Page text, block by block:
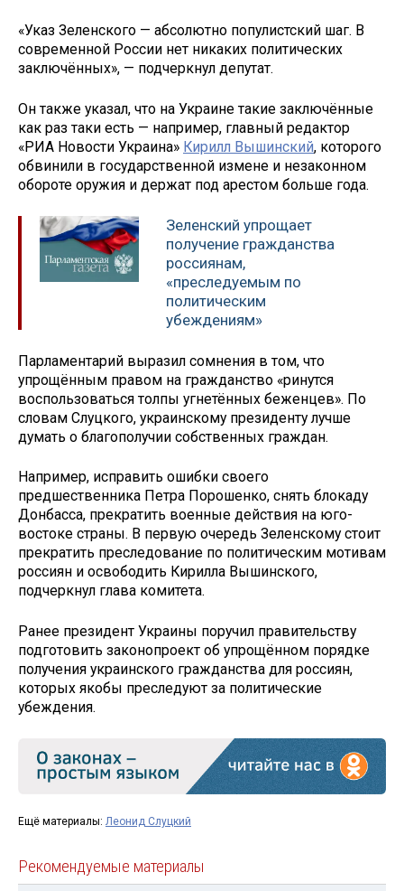
«Указ Зеленского — абсолютно популистский шаг. В
современной России нет никаких политических
заключённых», — подчеркнул депутат.
Он также указал, что на Украине такие заключённые
как раз таки есть — например, главный редактор
«РИА Новости Украина» Кирилл Вышинский, которого
обвинили в государственной измене и незаконном
обороте оружия и держат под арестом больше года.
Зеленский упрощает
получение гражданства
россиянам,
«преследуемым по
политическим
убеждениям»
Парламентарий выразил сомнения в том, что
упрощённым правом на гражданство «ринутся
воспользоваться толпы угнетённых беженцев». По
словам Слуцкого, украинскому президенту лучше
думать о благополучии собственных граждан.
Например, исправить ошибки своего
предшественника Петра Порошенко, снять блокаду
Донбасса, прекратить военные действия на юго-
востоке страны. В первую очередь Зеленскому стоит
прекратить преследование по политическим мотивам
россиян и освободить Кирилла Вышинского,
подчеркнул глава комитета.
Ранее президент Украины поручил правительству
подготовить законопроект об упрощённом порядке
получения украинского гражданства для россиян,
которых якобы преследуют за политические
убеждения.
Ещё материалы: Леонид Слуцкий
Рекомендуемые материалы